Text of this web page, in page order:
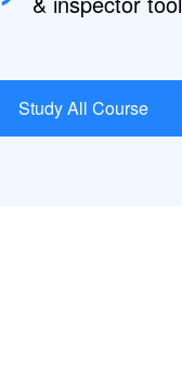
Study All Course